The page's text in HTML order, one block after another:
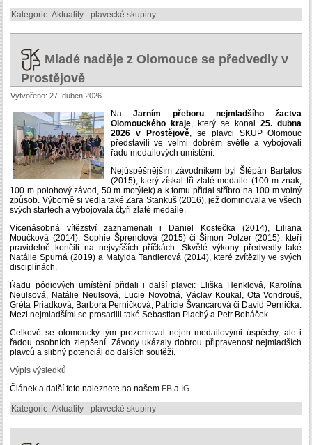
Kategorie:Aktuality - plavecké skupiny
Mladé naděje z Olomouce se předvedly v
Prostějově
Vytvořeno: 27. duben 2026
NaJarním přeboru nejmladšího žactva
Olomouckého kraje, který se konal25. dubna
2026 v Prostějově, se plavci SKUP Olomouc
představili ve velmi dobrém světle a vybojovali
řadu medailových umístění.
Nejúspěšnějším závodníkem byl Štěpán Bartalos
(2015), který získal tři zlaté medaile (100 m znak,
100 m polohový závod, 50 m motýlek) a k tomu přidal stříbro na 100 m volný
způsob. Výborně si vedla také Zara Stankuš (2016), jež dominovala ve všech
svých startech a vybojovala čtyři zlaté medaile.
Vícenásobná vítězství zaznamenali i Daniel Kostečka (2014), Liliana
Moučková (2014), Sophie Šprenclová (2015) či Šimon Polzer (2015), kteří
pravidelně končili na nejvyšších příčkách. Skvělé výkony předvedly také
Natálie Spurná (2019) a Matylda Tandlerová (2014), které zvítězily ve svých
disciplínách.
Řadu pódiových umístění přidali i další plavci: Eliška Henklová, Karolína
Neulsová, Natálie Neulsová, Lucie Novotná, Václav Koukal, Ota Vondrouš,
Gréta Priadková, Barbora Perničková, Patricie Švancarová či David Pernička.
Mezi nejmladšími se prosadili také Sebastian Plachý a Petr Boháček.
Celkově se olomoucký tým prezentoval nejen medailovými úspěchy, ale i
řadou osobních zlepšení. Závody ukázaly dobrou připravenost nejmladších
plavců a slibný potenciál do dalších soutěží.
Výpis výsledků
Článek a další foto naleznete na našem FB a IG
Kategorie:Aktuality - plavecké skupiny